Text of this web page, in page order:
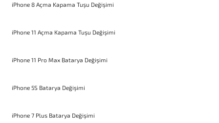
iPhone 8 Açma Kapama Tuşu Değişimi
iPhone 11 Açma Kapama Tuşu Değişimi
iPhone 11 Pro Max Batarya Değişimi
iPhone 5S Batarya Değişimi
iPhone 7 Plus Batarya Değişimi